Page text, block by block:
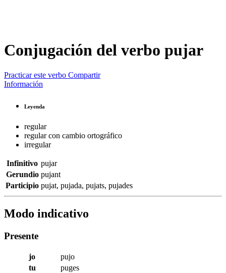
Conjugación del verbo pujar
Practicar este verbo Compartir
Información
Leyenda
regular
regular con cambio ortográfico
irregular
Infinitivo pujar
Gerundio pujant
Participio pujat, pujada, pujats, pujades
Modo indicativo
Presente
jo
pujo
tu
puges